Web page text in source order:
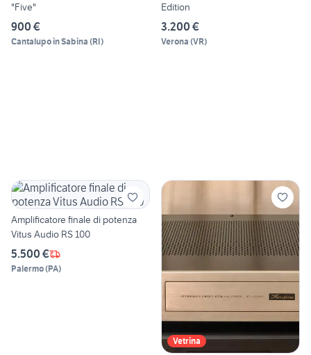
"Five"
900 €
Cantalupo in Sabina (RI)
Edition
3.200 €
Verona (VR)
Amplificatore finale di potenza
Vitus Audio RS 100
5.500 €
Palermo(PA)
Vetrina